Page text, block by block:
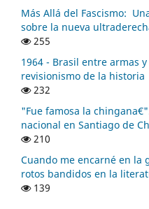
Más Allá del Fascismo:
sobre la nueva
255
1964 - Brasil entre armas
revisionismo de la historia
232
"Fue famosa la
nacional en Santiago de
210
Cuando me encarné en la
rotos bandidos en la
139